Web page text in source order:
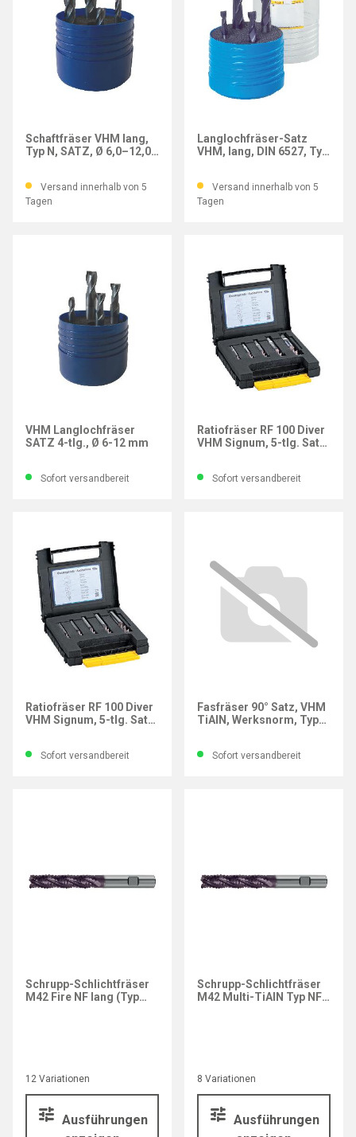
Schaftfräser VHM lang,
Typ N, SATZ, Ø 6,0–12,0
Versand innerhalb von 5
Tagen
Langlochfräser-Satz
VHM, lang, DIN 6527, Typ
Versand innerhalb von 5
Tagen
VHM Langlochfräser
SATZ 4-tlg., Ø 6-12 mm
Sofort versandbereit
Ratiofräser RF 100 Diver
VHM Signum, 5-tlg. Satz,
Sofort versandbereit
Ratiofräser RF 100 Diver
VHM Signum, 5-tlg. Satz,
Sofort versandbereit
Fasfräser 90° Satz, VHM
TiAlN, Werksnorm, Typ
Sofort versandbereit
12 Variationen
Ausführungen
Schrupp-Schlichtfräser
M42 Fire NF lang (Typ
8 Variationen
Ausführungen
Schrupp-Schlichtfräser
M42 Multi-TiAlN Typ NF